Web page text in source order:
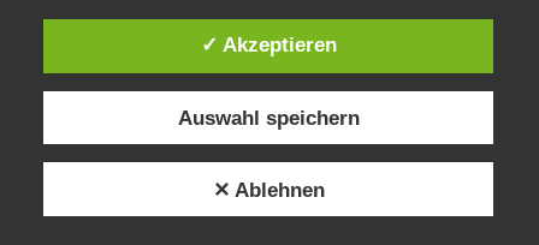
✓ Akzeptieren
Auswahl speichern
✕ Ablehnen